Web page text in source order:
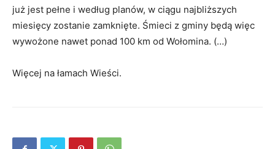
już jest pełne i według planów, w ciągu najbliższych
miesięcy zostanie zamknięte. Śmieci z gminy będą więc
wywożone nawet ponad 100 km od Wołomina. (…)
Więcej na łamach Wieści.